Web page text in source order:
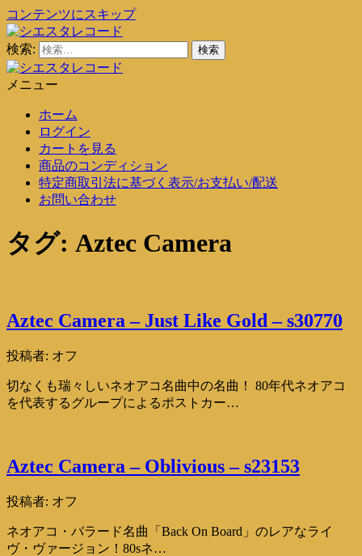
コンテンツにスキップ
シエスタレコード
中古レコード通販
検索:
メニュー
ホーム
ログイン
カートを見る
商品のコンディション
特定商取引法に基づく表示/お支払い/配送
お問い合わせ
タグ: Aztec Camera
Aztec Camera – Just Like Gold – s30770
投稿者: オフ
切なくも瑞々しいネオアコ名曲中の名曲！ 80年代ネオアコ
を代表するグループによるポストカー…
Aztec Camera – Oblivious – s23153
投稿者: オフ
ネオアコ・バラード名曲「Back On Board」のレアなライ
ヴ・ヴァージョン！80sネ…